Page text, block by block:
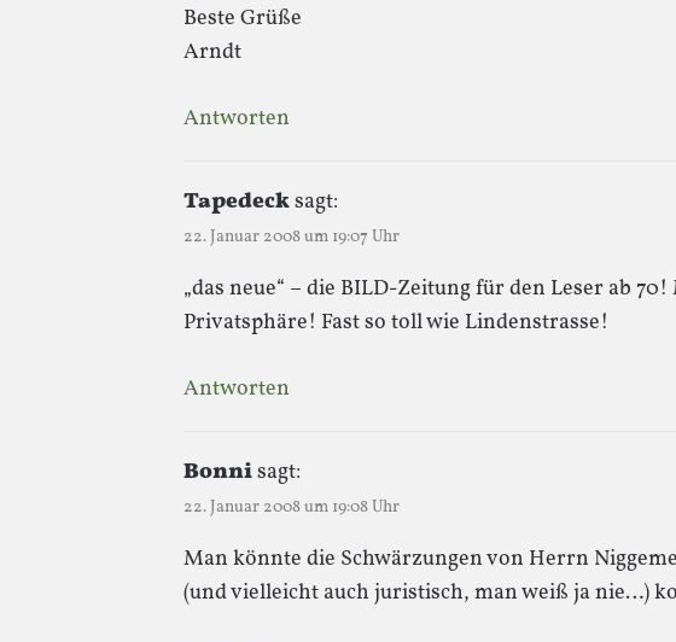
Beste Grüße
Arndt
Antworten
Tapedecksagt:
22. Januar 2008 um 19:07 Uhr
„das neue“ – die BILD-Zeitung für den Leser ab
Privatsphäre! Fast so toll wie Lindenstrasse!
Antworten
Bonnisagt:
22. Januar 2008 um 19:08 Uhr
Man könnte die Schwärzungen von Herrn
(und vielleicht auch juristisch, man weiß ja nie…)